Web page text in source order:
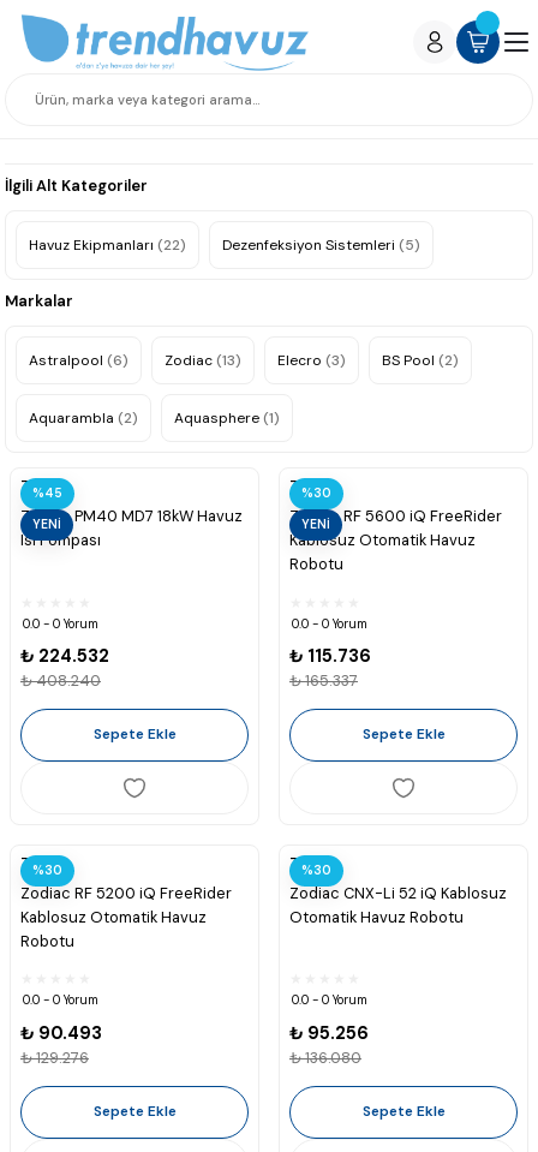
İlgili Alt Kategoriler
Havuz Ekipmanları (22) Dezenfeksiyon Sistemleri (5)
Markalar
Astralpool (6) Zodiac(13) Elecro (3) BS Pool (2)
Aquarambla (2) Aquasphere(1)
%45
YENİ
Zodiac
Zodiac PM40 MD7 18kW Havuz
Isı Pompası
0.0 - 0 Yorum
₺ 224.532
₺ 408.240
Sepete Ekle
%30
YENİ
Zodiac
Zodiac RF 5600 iQ FreeRider
Kablosuz Otomatik Havuz
Robotu
0.0 - 0 Yorum
₺ 115.736
₺ 165.337
Sepete Ekle
%30
Zodiac
Zodiac RF 5200 iQ FreeRider
Kablosuz Otomatik Havuz
Robotu
0.0 - 0 Yorum
₺ 90.493
₺ 129.276
Sepete Ekle
%30
Zodiac
Zodiac CNX-Li 52 iQ Kablosuz
Otomatik Havuz Robotu
0.0 - 0 Yorum
₺ 95.256
₺ 136.080
Sepete Ekle